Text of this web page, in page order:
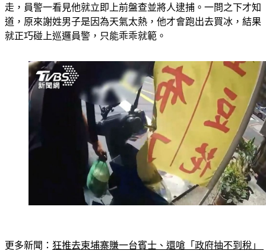
走，員警一看見他就立即上前盤查並將人逮捕。一問之下才知
道，原來謝姓男子是因為天氣太熱，他才會跑出去買冰，結果
就正巧碰上巡邏員警，只能乖乖就範。
更多新聞： 狂推去柬埔寨賺一台賓士、還嗆「政府抽不到稅」